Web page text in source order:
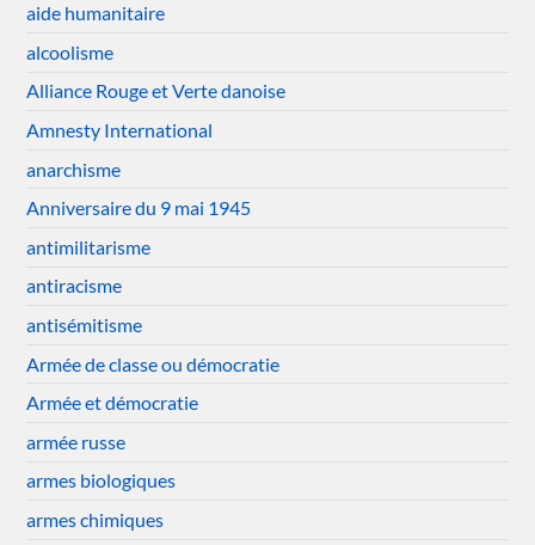
aide humanitaire
alcoolisme
Alliance Rouge et Verte danoise
Amnesty International
anarchisme
Anniversaire du 9 mai 1945
antimilitarisme
antiracisme
antisémitisme
Armée de classe ou démocratie
Armée et démocratie
armée russe
armes biologiques
armes chimiques